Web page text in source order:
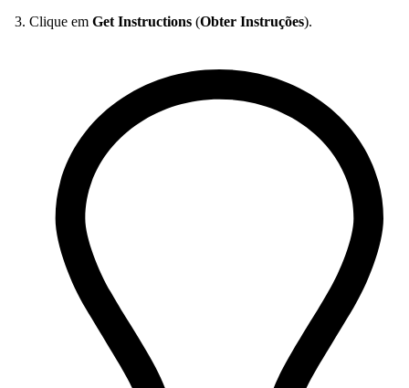
Clique em Get Instructions (Obter Instruções).